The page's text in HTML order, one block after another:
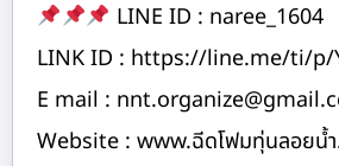
LINE ID : naree_1604
LINK ID : https://line.me/ti/p/
E mail :
Website : www.ฉีดโฟมทุ่นลอยน้